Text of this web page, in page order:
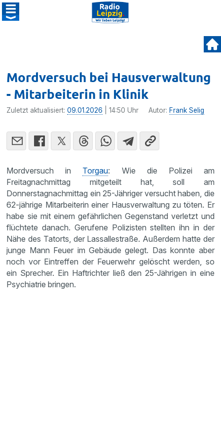
Mordversuch bei Hausverwaltung
- Mitarbeiterin in Klinik
Zuletzt aktualisiert:09.01.2026 | 14:50 Uhr Autor: Frank Selig
Mordversuch in Torgau: Wie die Polizei am
Freitagnachmittag mitgeteilt hat, soll am
Donnerstagnachmittag ein 25-Jähriger versucht haben, die
62-jährige Mitarbeiterin einer Hausverwaltung zu töten. Er
habe sie mit einem gefährlichen Gegenstand verletzt und
flüchtete danach. Gerufene Polizisten stellten ihn in der
Nähe des Tatorts, der Lassallestraße. Außerdem hatte der
junge Mann Feuer im Gebäude gelegt. Das konnte aber
noch vor Eintreffen der Feuerwehr gelöscht werden, so
ein Sprecher. Ein Haftrichter ließ den 25-Jährigen in eine
Psychiatrie bringen.